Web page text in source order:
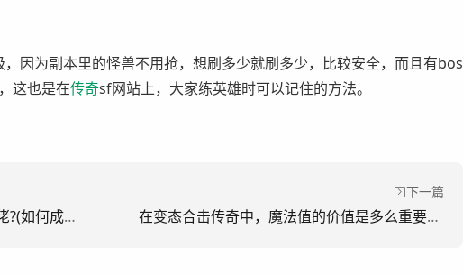
因为副本里的怪兽不用抢，想刷多少就刷多少，比较安全，而且有bos
这也是在传奇sf网站上，大家练英雄时可以记住的方法。
怎样成为变态合击传奇中的超级大佬?(如何成为传奇中的超级boss？)
下一篇
在变态合击传奇中，魔法值的价值是多么重要。(在《变形记传奇中，法力值非常重要。)